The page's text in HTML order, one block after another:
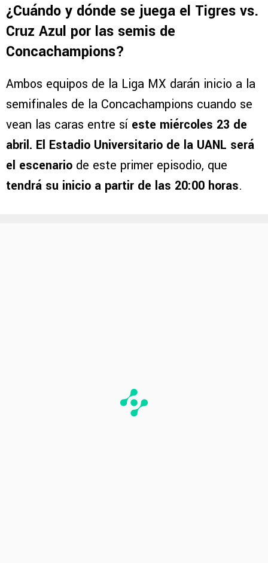
¿Cuándo y dónde se juega el Tigres vs.
Cruz Azul por las semis de
Concachampions?
Ambos equipos de la Liga MX darán inicio a la
semifinales de la Concachampions cuando se
vean las caras entre sí este miércoles 23 de
abril. El Estadio Universitario de la UANL será
el escenario de este primer episodio, que
tendrá su inicio a partir de las 20:00 horas.